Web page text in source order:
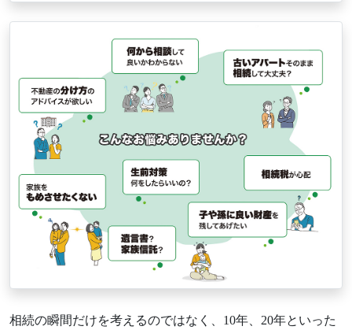
相続の瞬間だけを考えるのではなく、10年、20年といった